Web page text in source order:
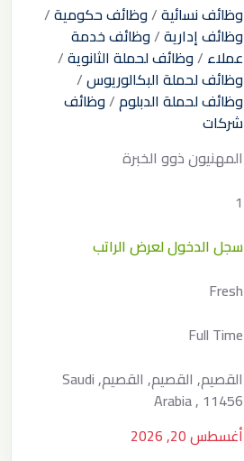
وظائف نسائية/وظائف حكومية/
وظائف إدارية/وظائف خدمة
عملاء /وظائف لحملة الثانوية/
وظائف لحملة البكالوريوس/
وظائف لحملة الدبلوم/وظائف
شركات
المهنيون ذوو الخبرة
1
سجل الدخول لعرض الراتب
Fresh
Full Time
القصيم, القصيم, القصيم, Saudi
Arabia , 11456
أغسطس 20, 2026